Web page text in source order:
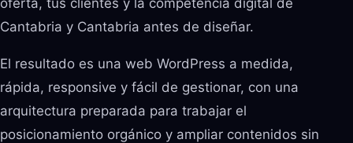
Cantabria y Cantabria antes de diseñar.
El resultado es una web WordPress a medida,
rápida, responsive y fácil de gestionar, con una
arquitectura preparada para trabajar el
posicionamiento orgánico y ampliar contenidos sin